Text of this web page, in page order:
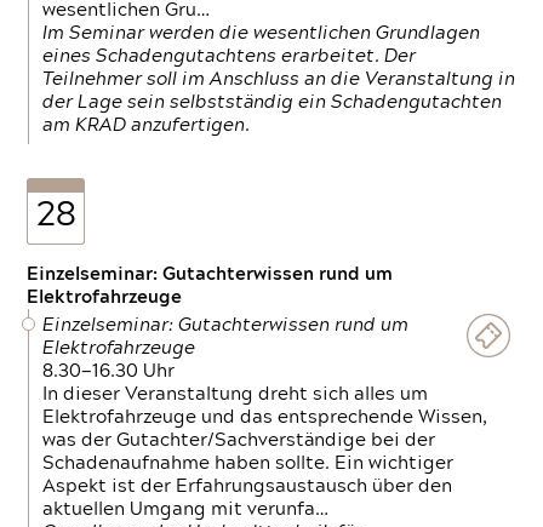
wesentlichen Gru…
Im Seminar werden die wesentlichen Grundlagen
eines Schadengutachtens erarbeitet. Der
Teilnehmer soll im Anschluss an die Veranstaltung in
der Lage sein selbstständig ein Schadengutachten
am KRAD anzufertigen.
28
Einzelseminar: Gutachterwissen rund um
Elektrofahrzeuge
Einzelseminar: Gutachterwissen rund um
Elektrofahrzeuge
8.30—16.30 Uhr
In dieser Veranstaltung dreht sich alles um
Elektrofahrzeuge und das entsprechende Wissen,
was der Gutachter/Sachverständige bei der
Schadenaufnahme haben sollte. Ein wichtiger
Aspekt ist der Erfahrungsaustausch über den
aktuellen Umgang mit verunfa…